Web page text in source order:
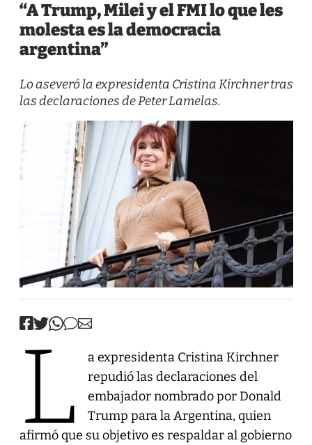
“A Trump, Milei y el FMI lo que les
molesta es la democracia
argentina”
Lo aseveró la expresidenta Cristina Kirchner tras
las declaraciones de Peter Lamelas.
L
a expresidenta Cristina Kirchner
repudió las declaraciones del
embajador nombrado por Donald
Trump para la Argentina, quien
afirmó que su objetivo es respaldar al gobierno